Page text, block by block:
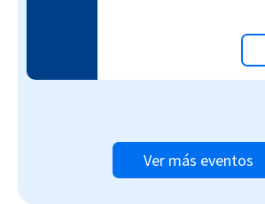
Ver más eventos